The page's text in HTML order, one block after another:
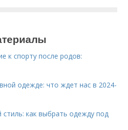
к спорту после родов:
одежде: что ждет нас в 2024-
как выбрать одежду под